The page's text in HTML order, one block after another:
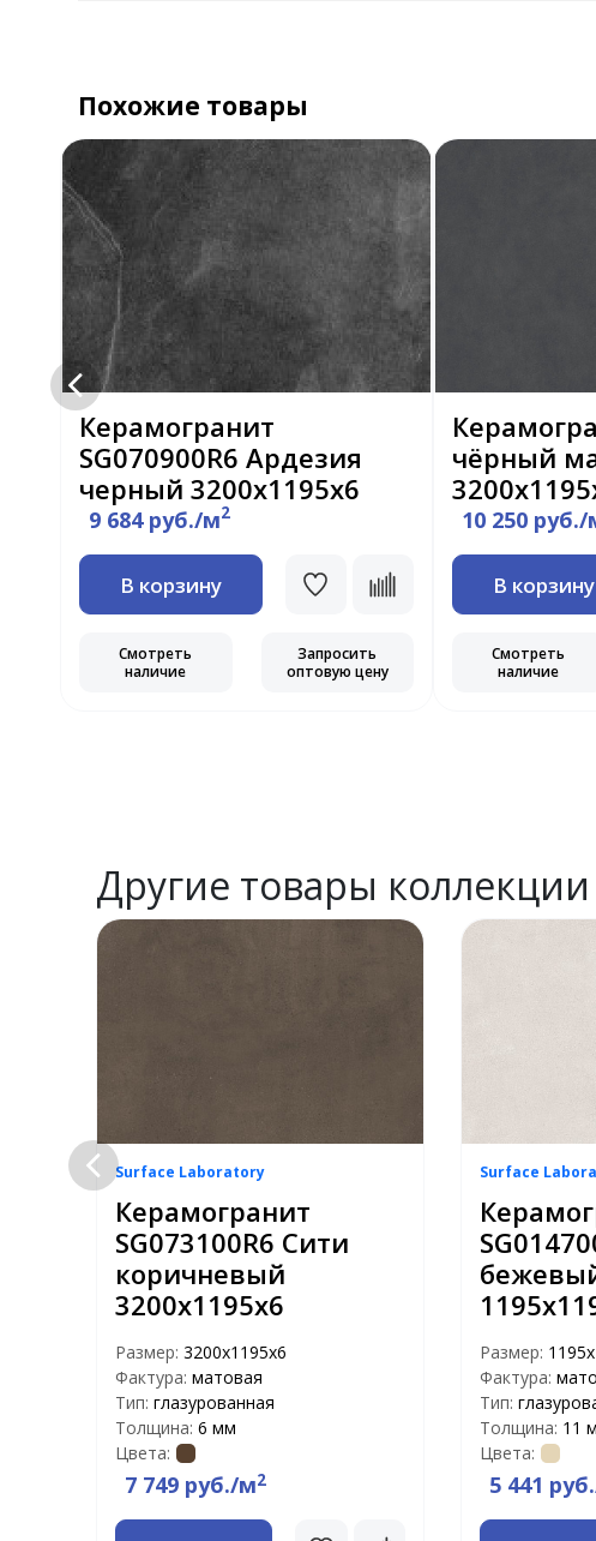
Похожие товары
Керамогранит
SG070900R6 Ардезия
черный 3200х1195х6
9 684 руб./м2
В корзину
Смотреть
наличие
Запросить
оптовую цену
чёрный
10 250
В корзину
Смотреть
наличие
Другие товары коллекции
Surface Laboratory
Керамогранит
SG073100R6 Сити
коричневый
3200х1195х6
Размер: 3200х1195х6
Фактура: матовая
Тип: глазурованная
Толщина: 6 мм
Цвета:
7 749 руб./м2
Surface
Размер:
Фактура:
Тип:
Толщина: 11
Цвета:
5 441